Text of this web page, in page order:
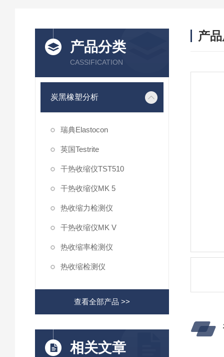
产品分类
CASSIFICATION
炭黑橡塑分析
瑞典Elastocon
英国Testrite
干热收缩仪TST510
干热收缩仪MK 5
热收缩力检测仪
干热收缩仪MK V
热收缩率检测仪
热收缩检测仪
查看全部产品 >>
相关文章
产